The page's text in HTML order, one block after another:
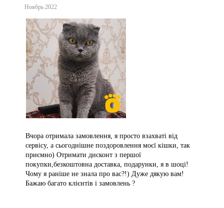
Ноябрь 2022
Вчора отримала замовлення, я просто взахваті від
сервісу, а сьогоднішне поздоровлення моєї кішки, так
приємно) Отримати дисконт з першої
покупки,безкоштовна доставка, подарунки, я в шоці!
Чому я раніше не знала про вас?!) Дуже дякую вам!
Бажаю багато клієнтів і замовлень ?